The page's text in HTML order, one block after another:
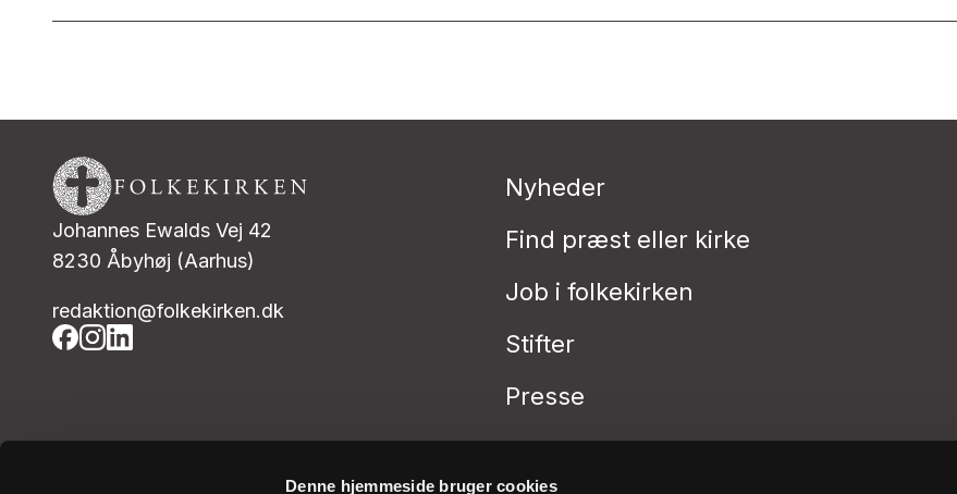
Denne hjemmeside bruger cookies
Johannes Ewalds Vej 42
8230 Åbyhøj (Aarhus)
redaktion@folkekirken.dk
Nyheder
Find præst eller kirke
Job i folkekirken
Stifter
Presse